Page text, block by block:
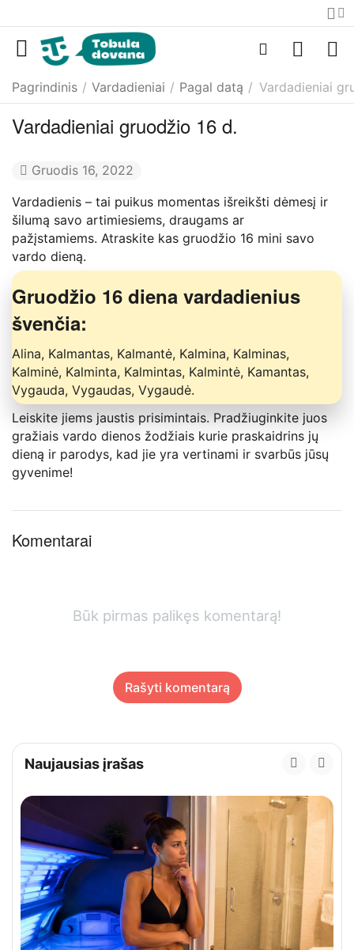
Pagrindinis / Vardadieniai / Pagal datą / Vardadieniai
Vardadieniai gruodžio 16 d.
Gruodis 16, 2022
Vardadienis – tai puikus momentas išreikšti dėmesį ir
šilumą savo artimiesiems, draugams ar
pažįstamiems. Atraskite kas gruodžio 16 mini savo
vardo dieną.
Gruodžio 16 diena vardadienius
švenčia:
Alina, Kalmantas, Kalmantė, Kalmina, Kalminas,
Kalminė, Kalminta, Kalmintas, Kalmintė, Kamantas,
Vygauda, Vygaudas, Vygaudė.
Leiskite jiems jaustis prisimintais. Pradžiuginkite juos
gražiais vardo dienos žodžiais kurie praskaidrins jų
dieną ir parodys, kad jie yra vertinami ir svarbūs jūsų
gyvenime!
Komentarai
Būk pirmas palikęs komentarą!
Rašyti komentarą
Naujausias įrašas